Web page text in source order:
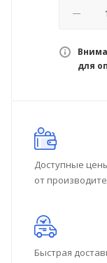
для
Доступные
от
Быстрая